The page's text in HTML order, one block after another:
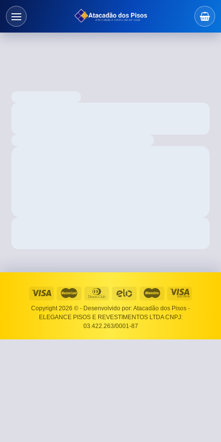
Copyright 2026 © - Desenvolvido por: Atacadão dos Pisos -
ELEGANCE PISOS E REVESTIMENTOS LTDA CNPJ:
03.422.263/0001-87